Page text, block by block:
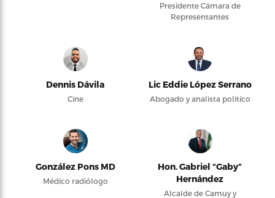
Presidente Cámara de
Representantes
Dennis Dávila
Cine
Lic Eddie López Serrano
Abogado y analista político
González Pons MD
Médico radiólogo
Hon. Gabriel “Gaby”
Hernández
Alcalde de Camuy y